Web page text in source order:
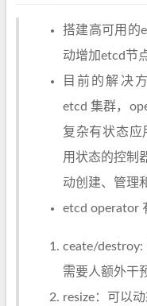
搭建高可用的
动增加etcd节
目前的解决
etcd 集群，
复杂有状态应
用状态的控制
动创建、管理
etcd operator
ceate/
需要人额外干
resize：可以